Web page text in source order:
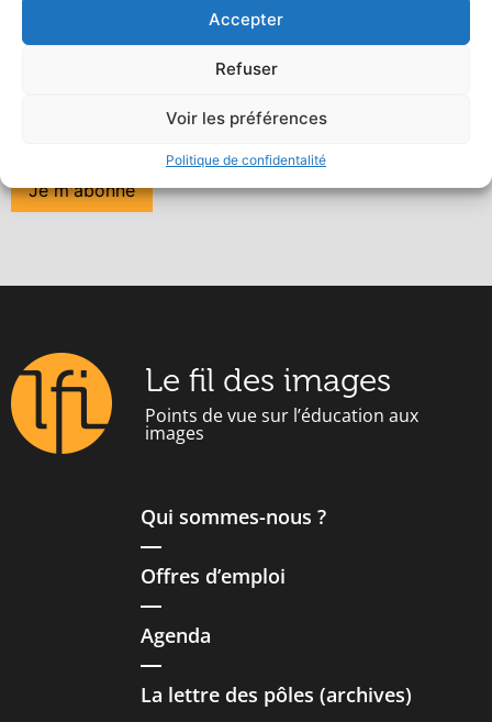
Accepter
Refuser
Voir les préférences
Politique de confidentalité
J'ai lu et accepte les termes et les conditions
Le fil des images
Points de vue sur l’éducation aux
images
Qui sommes-nous ?
Offres d’emploi
Agenda
La lettre des pôles (archives)